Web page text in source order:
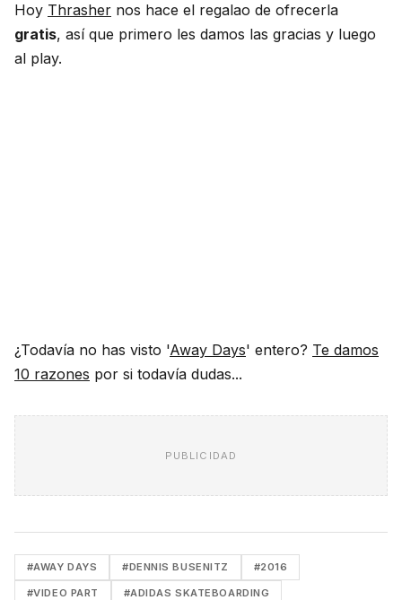
Hoy Thrasher nos hace el regalao de ofrecerla
gratis, así que primero les damos las gracias y luego
al play.
¿Todavía no has visto 'Away Days' entero? Te damos
10 razones por si todavía dudas...
PUBLICIDAD
#AWAY DAYS #DENNIS BUSENITZ #2016
#VIDEO PART #ADIDAS SKATEBOARDING